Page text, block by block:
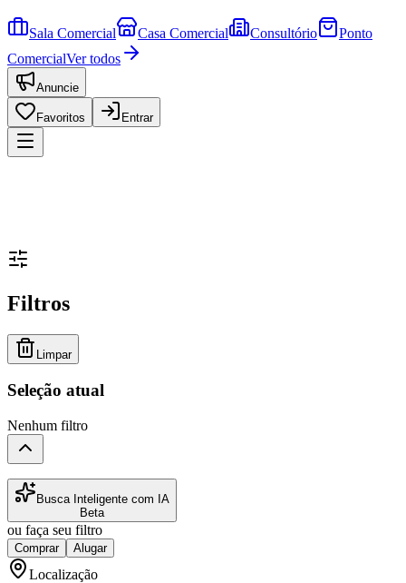
Sala Comercial Casa Comercial Consultório
Ponto
ComercialVer todos
Anuncie
Favoritos Entrar
Filtros
Limpar
Seleção atual
Nenhum filtro
Busca Inteligente com IA
Beta
ou faça seu filtro
Comprar Alugar
Localização